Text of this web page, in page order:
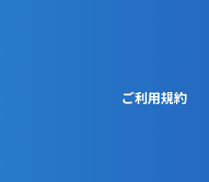
ご利用規約